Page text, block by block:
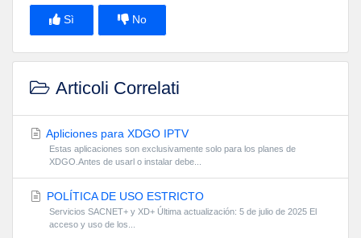
Sì No
Articoli Correlati
Apliciones para XDGO IPTV
Estas aplicaciones son exclusivamente solo para los planes de
XDGO.Antes de usarl o instalar debe...
POLÍTICA DE USO ESTRICTO
Servicios SACNET+ y XD+ Última actualización: 5 de julio de 2025 El
acceso y uso de los...